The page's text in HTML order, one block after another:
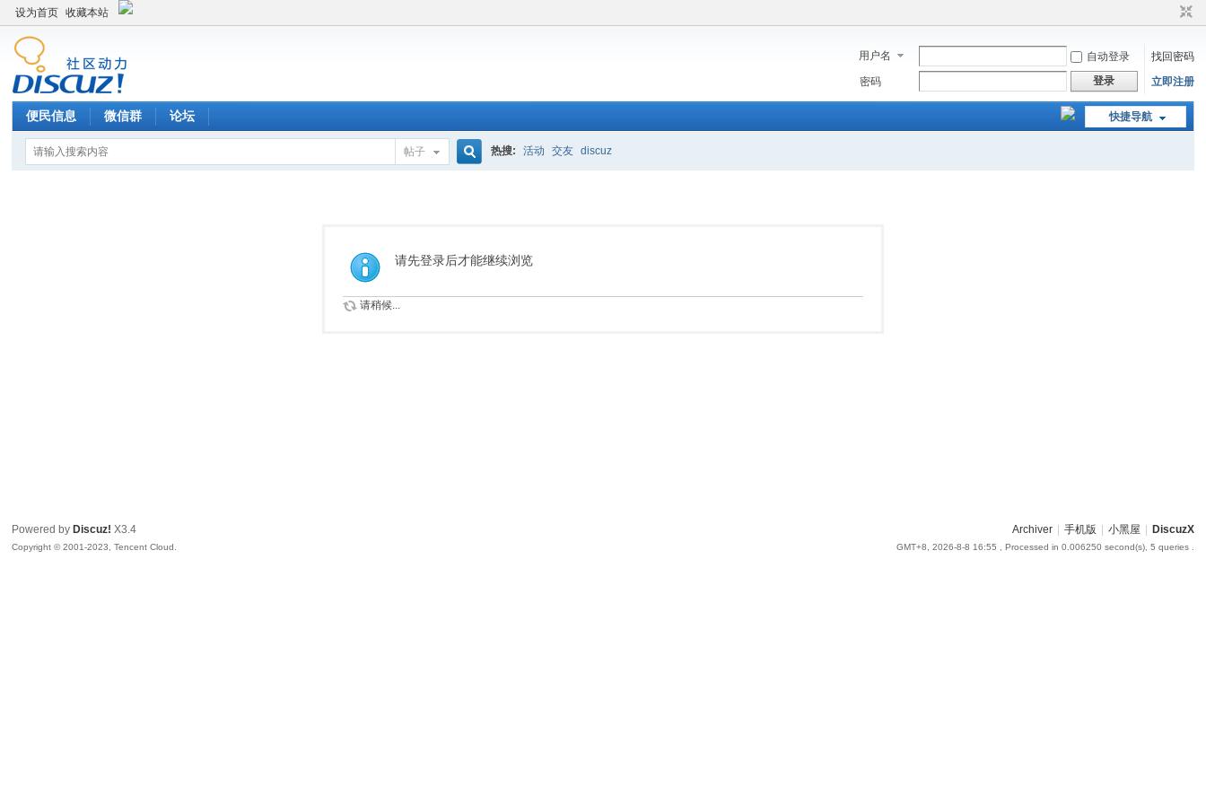
设为首页 收藏本站
用户名 自动登录
找回密码
密码
登录 立即注册
快捷导航
便民信息 微信群 论坛
帖子
索
热搜: 活动 交友 discuz
请先登录后才能继续浏览
请稍候...
Archiver 手机版 小黑屋 DiscuzX
GMT+8, 2026-8-8 16:55 , Processed in 0.006250 second(s), 5 queries .
Powered by Discuz! X3.4
Copyright © 2001-2023, Tencent Cloud.